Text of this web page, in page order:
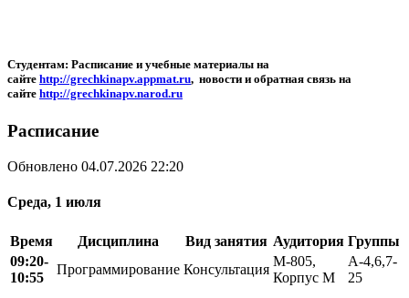
Студентам: Расписание и учебные материалы на
сайте http://grechkinapv.appmat.ru, новости и обратная связь на
сайте http://grechkinapv.narod.ru
Расписание
Обновлено 04.07.2026 22:20
Среда, 1 июля
Время Дисциплина Вид занятия Аудитория Группы
09:20-
10:55
Программирование Консультация
М-805,
Корпус М
А-4,6,7-
25